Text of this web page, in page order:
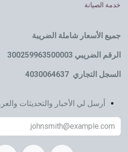
خدمة الصيانة
جميع الأسعار شاملة الضريبة
الرقم الضريبي 300259963500003
السجل التجاري 4030064637
أرسل لي الأخبار والتحديثات